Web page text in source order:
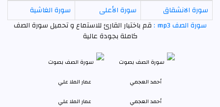
سورة الانشقاق
سورة الأعلى
سورة الغاشية
سورة الصف mp3 :
قم باختيار القارئ للاستماع و تحميل سورة الصف
كاملة بجودة عالية
أحمد العجمي عمار الملا علي